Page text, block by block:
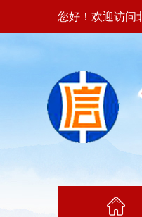
您好！欢迎访问